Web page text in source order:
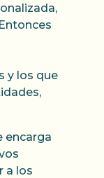
y los que
encarga
a los